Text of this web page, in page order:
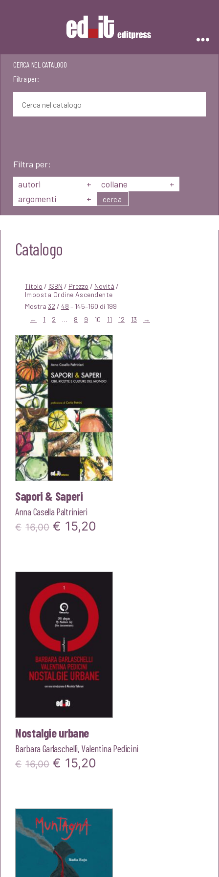
CERCA NEL CATALOGO
Filtra per:
Filtra per:
autori
+ collane
+
argomenti
+ cerca
Catalogo
Titolo / ISBN / Prezzo / Novità /
Mostra 32 / 48 – 145–160 di 199
←
1 2 … 8 9 10 11 12 13 →
Sapori & Saperi
Anna Casella Paltrinieri
€ 16,00 Il
era:
€16,00.
€ 15,20
€15,20.
Nostalgie urbane
Barbara Garlaschelli, Valentina Pedicini
€ 16,00 Il
era:
€16,00.
€ 15,20